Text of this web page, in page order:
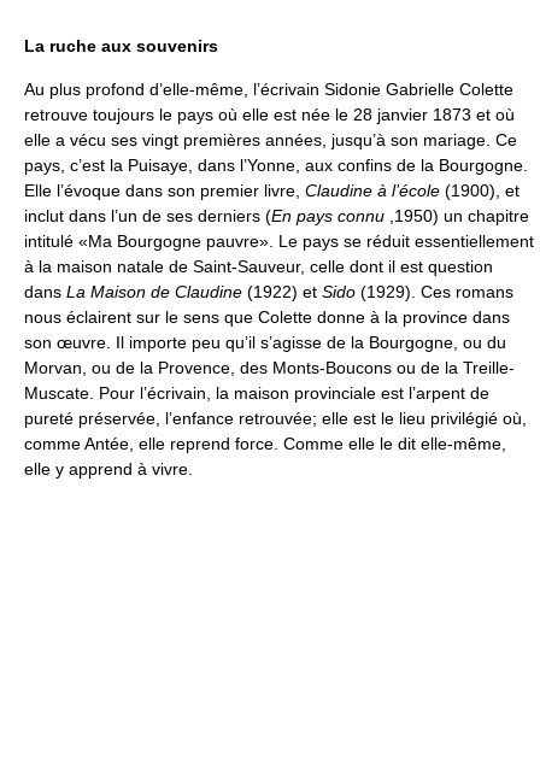
La ruche aux souvenirs
Au plus profond d’elle-même, l’écrivain Sidonie Gabrielle Colette
retrouve toujours le pays où elle est née le 28 janvier 1873 et où
elle a vécu ses vingt premières années, jusqu’à son mariage. Ce
pays, c’est la Puisaye, dans l’Yonne, aux confins de la Bourgogne.
Elle l’évoque dans son premier livre, Claudine à l’école (1900), et
inclut dans l’un de ses derniers (En pays connu ,1950) un chapitre
intitulé «Ma Bourgogne pauvre». Le pays se réduit essentiellement
à la maison natale de Saint-Sauveur, celle dont il est question
dans La Maison de Claudine (1922) et Sido (1929). Ces romans
nous éclairent sur le sens que Colette donne à la province dans
son œuvre. Il importe peu qu’il s’agisse de la Bourgogne, ou du
Morvan, ou de la Provence, des Monts-Boucons ou de la Treille-
Muscate. Pour l’écrivain, la maison provinciale est l’arpent de
pureté préservée, l’enfance retrouvée; elle est le lieu privilégié où,
comme Antée, elle reprend force. Comme elle le dit elle-même,
elle y apprend à vivre.